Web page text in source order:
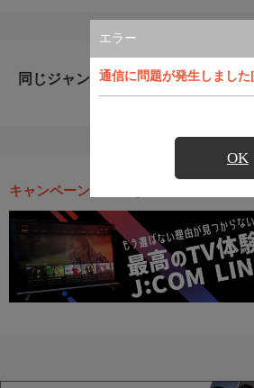
エラー
通信に問題が発生しまし
OK
同じジャンルのおすすめ番組
キャンペーン・お得な情報